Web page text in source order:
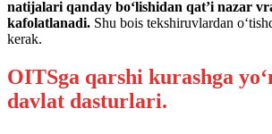
natijalari qanday bo‘lishidan qat’i nazar
kafolatlanadi. Shu bois tekshiruvlardan
kerak.
OITSga qarshi kurashga
davlat dasturlari.